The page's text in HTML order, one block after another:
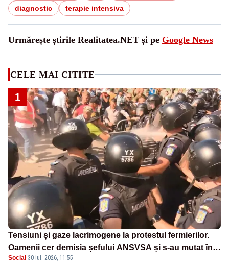
diagnostic
terapie intensiva
Urmărește știrile Realitatea.NET și pe Google News
CELE MAI CITITE
1
Tensiuni și gaze lacrimogene la protestul fermierilor.
Oamenii cer demisia șefului ANSVSA și s-au mutat în
Piața Victoria– LIVE TEXT
Social ·30 iul. 2026, 11:55